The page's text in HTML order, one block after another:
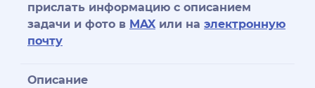
прислать информацию с описанием
задачи и фото в MAX или на электронную
почту
Описание